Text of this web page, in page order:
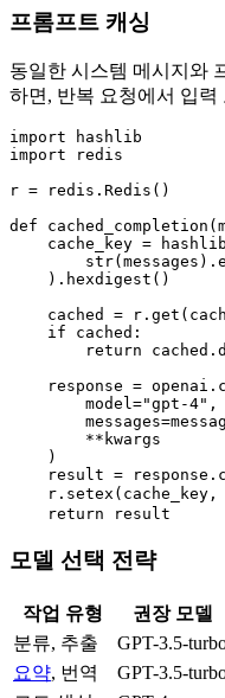
프롬프트 캐싱
동일한 시스템 메시지와
하면, 반복 요청에서 입
import hashlib
import redis
r = redis.Redis()
def
cache_key =
    ).hexdigest()
cached =
    if cached:
return
response =
        model="gpt-4",
        **kwargs
    )
result =
r.setex(cache_key,
    return result
모델 선택 전략
작업 유형 권장 모델
분류, 추출
GPT-3.5-
요약, 번역 GPT-3.5-